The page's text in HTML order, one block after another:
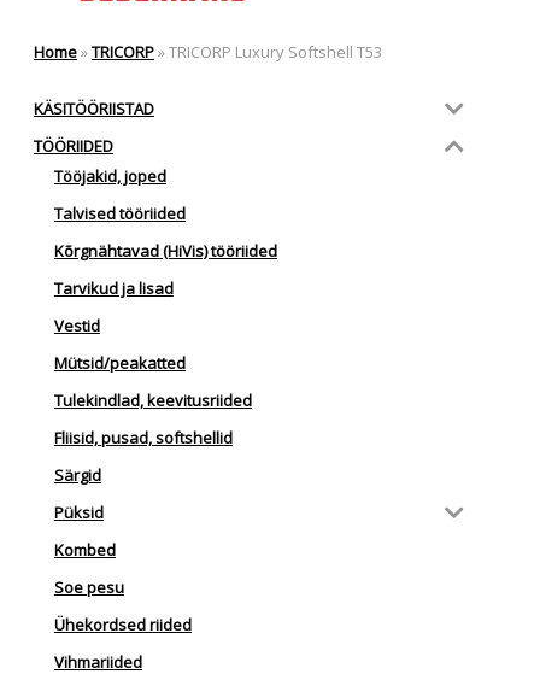
Home»TRICORP»TRICORP Luxury Softshell T53
KÄSITÖÖRIISTAD
TÖÖRIIDED
Tööjakid, joped
Talvised tööriided
Kõrgnähtavad (HiVis) tööriided
Tarvikud ja lisad
Vestid
Mütsid/peakatted
Tulekindlad, keevitusriided
Fliisid, pusad, softshellid
Särgid
Püksid
Kombed
Soe pesu
Ühekordsed riided
Vihmariided